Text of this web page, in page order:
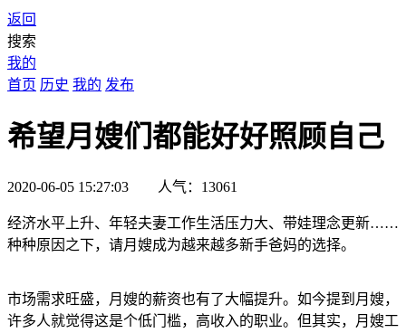
返回
搜索
我的
首页 历史 我的 发布
希望月嫂们都能好好照顾自己
2020-06-05 15:27:03 人气：13061
经济水平上升、年轻夫妻工作生活压力大、带娃理念更新……
种种原因之下，请月嫂成为越来越多新手爸妈的选择。
市场需求旺盛，月嫂的薪资也有了大幅提升。如今提到月嫂，
许多人就觉得这是个低门槛，高收入的职业。但其实，月嫂工